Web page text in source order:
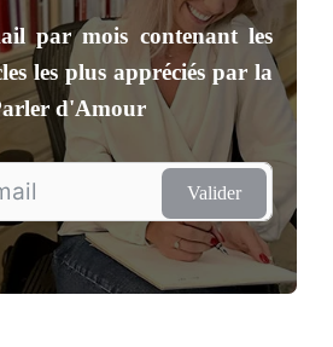
par mois contenant les
les plus appréciés par la
d'Amour
Valider